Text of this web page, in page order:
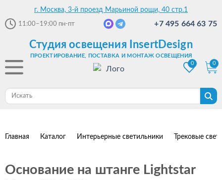
г. Москва, 3-й проезд Марьиной рощи, 40 стр.1
11:00–19:00 пн-пт +7 495 664 63 75
Студия освещения InsertDesign
ПРОЕКТИРОВАНИЕ, ПОСТАВКА И МОНТАЖ ОСВЕЩЕНИЯ
0
0
Главная Каталог Интерьерные светильники Трековые
Основание на штанге Lightstar